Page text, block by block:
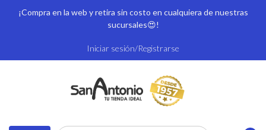
¡Compra en la web y retira sin costo en cualquiera de nuestras
sucursales😍!
Iniciar sesión/Registrarse